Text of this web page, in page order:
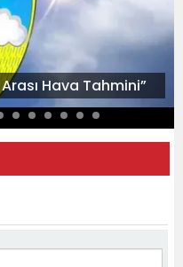
Hava Tahmini”